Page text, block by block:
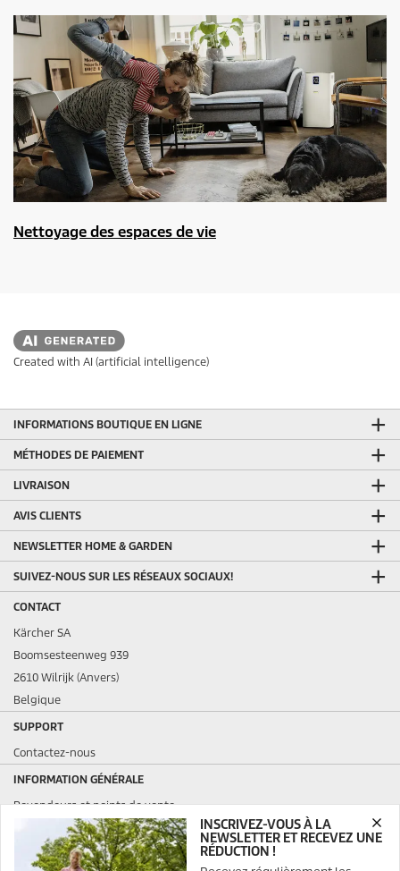
INSCRIVEZ-VOUS À LA
NEWSLETTER ET RECEVEZ UNE
RÉDUCTION !
Nettoyage des espaces de vie
Created with AI (artificial intelligence)
INFORMATIONS BOUTIQUE EN LIGNE
MÉTHODES DE PAIEMENT
LIVRAISON
AVIS CLIENTS
NEWSLETTER HOME & GARDEN
SUIVEZ-NOUS SUR LES RÉSEAUX SOCIAUX!
CONTACT
Kärcher SA
Boomsesteenweg 939
2610 Wilrijk (Anvers)
Belgique
SUPPORT
Contactez-nous
INFORMATION GÉNÉRALE
Revendeurs et points de vente
Questions fréquemment posées
Conditions générales de vente et de location